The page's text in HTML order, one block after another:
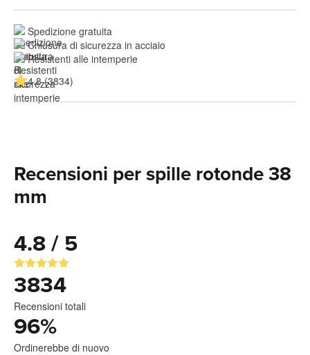
Spedizione gratuita
Chiusura di sicurezza in acciaio
Resistenti alle intemperie
4.8 (3834)
Recensioni per spille rotonde 38
mm
4.8 / 5
3834
Recensioni totali
96%
Ordinerebbe di nuovo